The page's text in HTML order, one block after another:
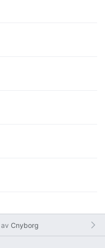
av Cnyborg